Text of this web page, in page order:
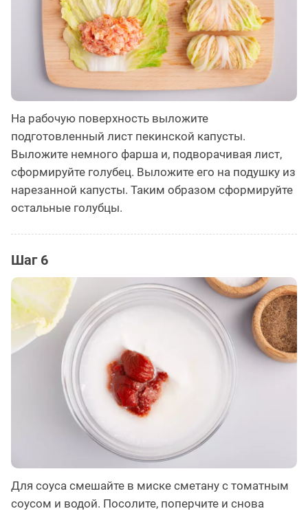
На рабочую поверхность выложите
подготовленный лист пекинской капусты.
Выложите немного фарша и, подворачивая лист,
сформируйте голубец. Выложите его на подушку из
нарезанной капусты. Таким образом сформируйте
остальные голубцы.
Шаг 6
Для соуса смешайте в миске сметану с томатным
соусом и водой. Посолите, поперчите и снова